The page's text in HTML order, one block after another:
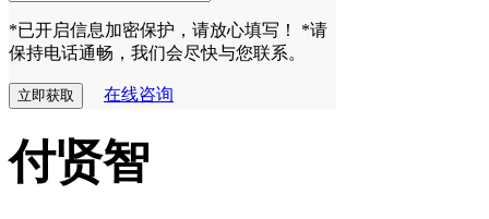
*已开启信息加密保护，请放心填写！
*请
保持电话通畅，我们会尽快与您联系。
在线咨询
付贤智